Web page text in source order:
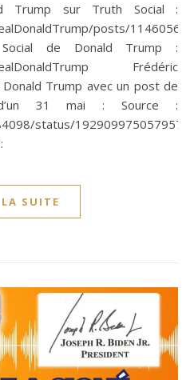
posts/
de Donald Trump :
Frédéric
Trump avec un post de
31 mai : Source :
status/
SUITE